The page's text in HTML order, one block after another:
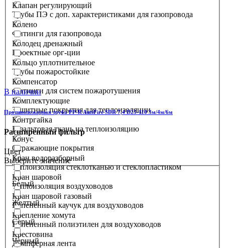
Трубы ПЭ с доп. характеристиками для газопровода
Фитинги для газопровода
Проектные орг-ции
Трубы пожаростойкие
Фитинги для систем пожаротушения
Защитные покрытия для теплоизоляции
Базальтовая ткань на теплоизоляцию
Отражающие покрытия
Теплоизоляция стеклотканью и стеклопластиком
Теплоизоляция воздуховодов
Вспененный каучук для воздуховодов
Вспененный полиэтилен для воздуховодов
Демпферная лента
Клапан регулирующий
Колено
Колодец дренажный
Кольцо уплотнительное
Компенсатор
Комплектующие
Контргайка
Конус
Кран водоразборный
Кран шаровой
Кран шаровой газовый
Крепление хомута
Крестовина
В наличии
Противопожарная труба PP-R AntiFire SDR 7,4 D25-110 3м/4м/6м
Расширенный фильтр
Цвет
Выберите значение
Белый
Желтый
Серый
Черный